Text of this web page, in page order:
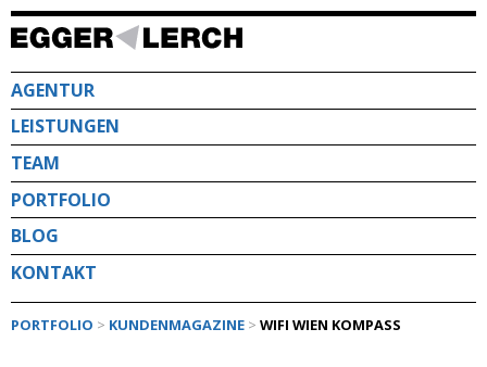
Direkt
zum
AGENTUR
LEISTUNGEN
TEAM
PORTFOLIO
BLOG
KONTAKT
PORTFOLIO > KUNDENMAGAZINE > WIFI WIEN KOMPASS